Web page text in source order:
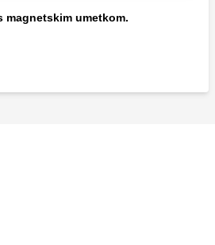
magnetskim umetkom.